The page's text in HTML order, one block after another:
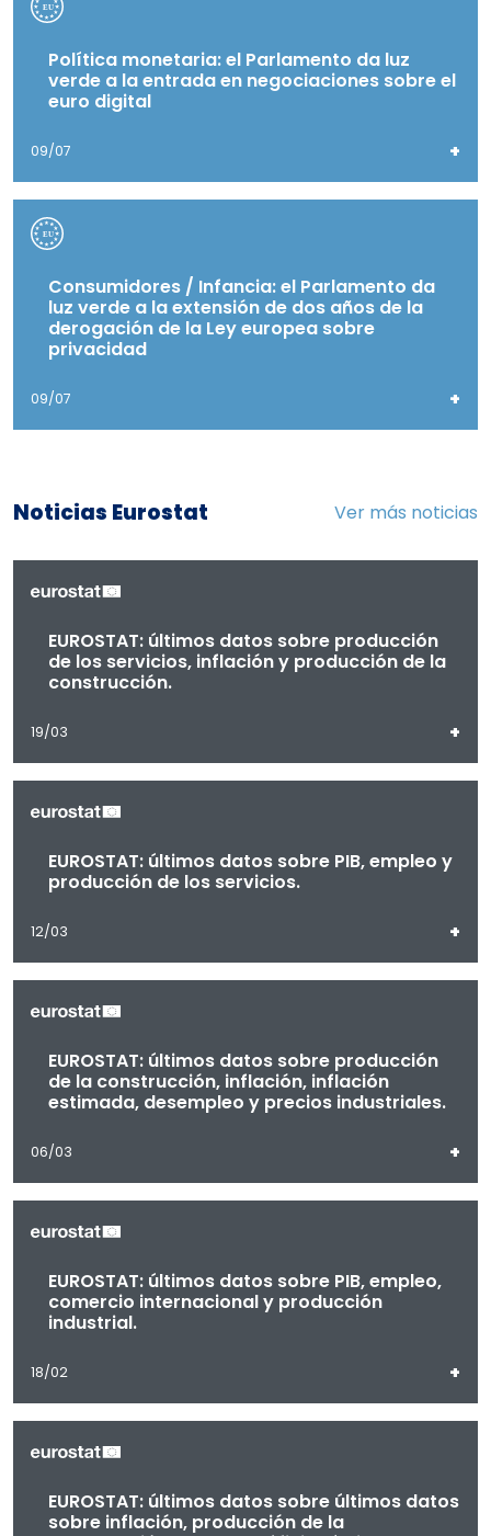
Política monetaria: el Parlamento da luz
verde a la entrada en negociaciones sobre el
euro digital
09/07 +
Consumidores / Infancia: el Parlamento da
luz verde a la extensión de dos años de la
derogación de la Ley europea sobre
privacidad
09/07 +
Noticias Eurostat Ver más noticias
EUROSTAT: últimos datos sobre producción
de los servicios, inflación y producción de la
construcción.
19/03 +
EUROSTAT: últimos datos sobre PIB, empleo y
producción de los servicios.
12/03 +
EUROSTAT: últimos datos sobre producción
de la construcción, inflación, inflación
estimada, desempleo y precios industriales.
06/03 +
EUROSTAT: últimos datos sobre PIB, empleo,
comercio internacional y producción
industrial.
18/02 +
EUROSTAT: últimos datos sobre últimos datos
sobre inflación, producción de la